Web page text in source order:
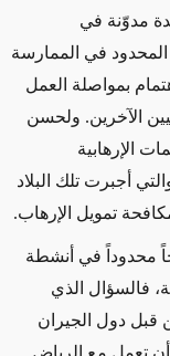
مدوّنة في
المحدود في الممارسة
بمواصلة العمل
الآخرين. ولحسن
الإرهابية
أجبرت تلك البلاد
تمويل الإرهاب.
محدوداً في أنشطة
فالسؤال الذي
دول الجيران
أن تعمل مع الرياض